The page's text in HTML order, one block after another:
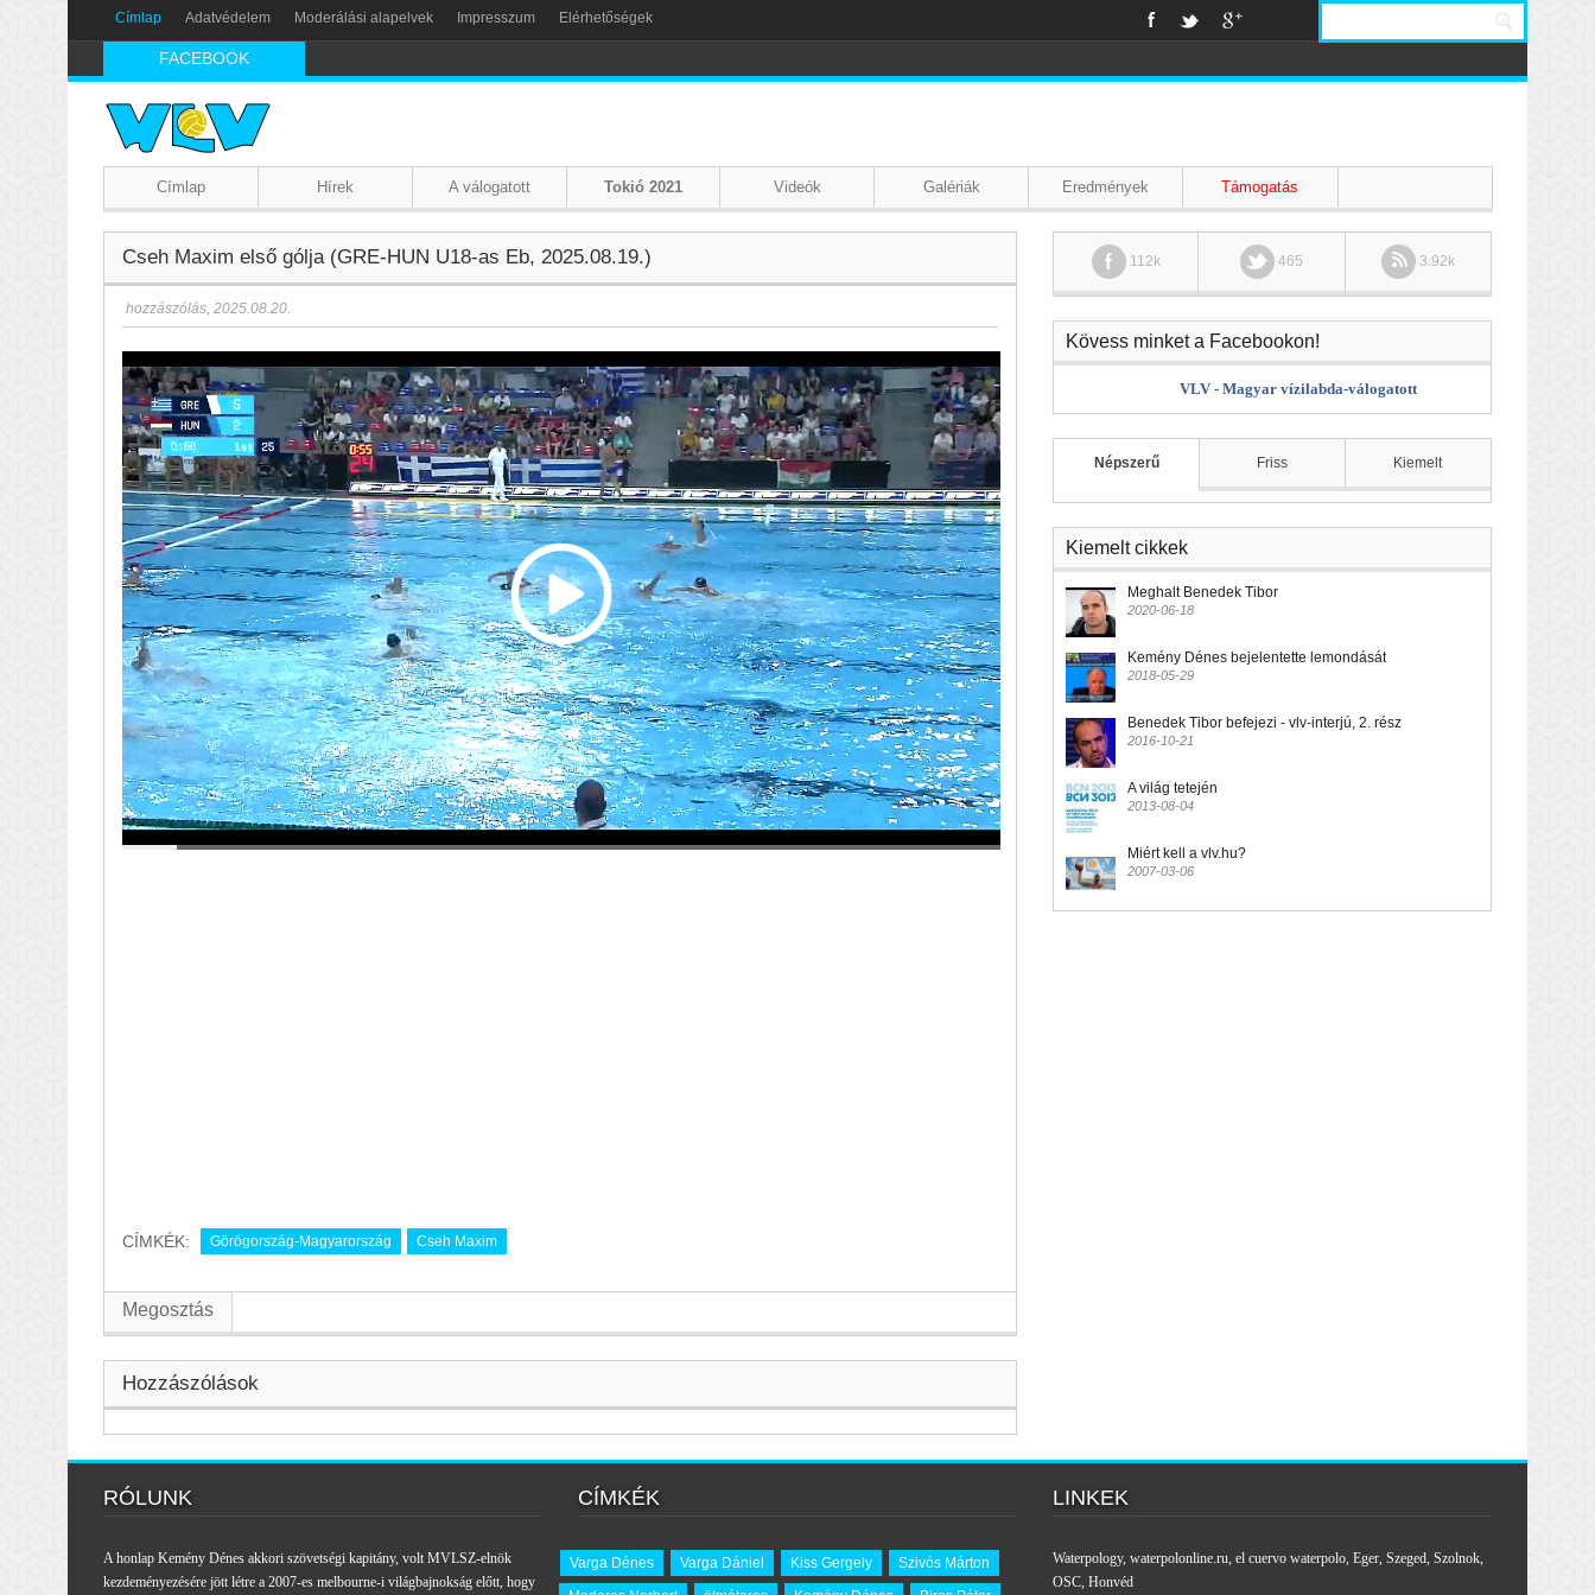
Címlap Adatvédelem Moderálási alapelvek Impresszum Elérhetőségek
FACEBOOK
Címlap Hírek A válogatott Tokió 2021 Videók Galériák Eredmények Támogatás
Cseh Maxim első gólja (GRE-HUN U18-as Eb, 2025.08.19.)
hozzászólás, 2025.08.20.
CÍMKÉK: Görögország-Magyarország Cseh Maxim
Megosztás
Hozzászólások
112k 465 3.92k
Kövess minket a Facebookon!
VLV - Magyar vízilabda-válogatott
Népszerű Friss Kiemelt
Kiemelt cikkek
Meghalt Benedek Tibor
2020-06-18
Kemény Dénes bejelentette lemondását
2018-05-29
Benedek Tibor befejezi - vlv-interjú, 2. rész
2016-10-21
A világ tetején
2013-08-04
Miért kell a vlv.hu?
2007-03-06
RÓLUNK
A honlap Kemény Dénes akkori szövetségi kapitány, volt MVLSZ-elnök
kezdeményezésére jött létre a 2007-es melbourne-i világbajnokság előtt, hogy
CÍMKÉK
Varga Dénes Varga Dániel Kiss Gergely
Szivós Márton
LINKEK
Waterpology, waterpolonline.ru, el cuervo waterpolo, Eger, Szeged, Szolnok,
OSC, Honvéd